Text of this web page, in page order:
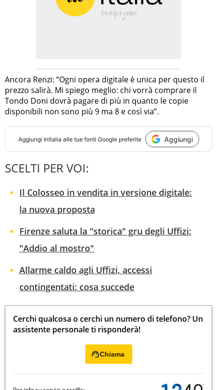
Ancora Renzi: “Ogni opera digitale è unica per questo il
prezzo salirà. Mi spiego meglio: chi vorrà comprare il
Tondo Doni dovrà pagare di più in quanto le copie
disponibili non sono più 9 ma 8 e così via”.
Aggiungi InItalia alle tue fonti Google preferite Aggiungi
SCELTI PER VOI:
Il Colosseo in vendita in versione digitale:
la nuova proposta
Firenze saluta la "storica" gru degli Uffizi:
"Addio al mostro"
Allarme caldo agli Uffizi, accessi
contingentati: cosa succede
Cerchi qualcosa o cerchi un numero di telefono? Un
assistente personale ti risponderà!
Chiama